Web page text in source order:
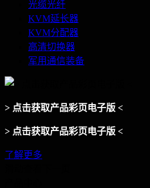
光缆光纤
KVM延长器
KVM分配器
高清切换器
军用通信装备
> 点击获取产品彩页电子版 <
> 点击获取产品彩页电子版 <
了解更多